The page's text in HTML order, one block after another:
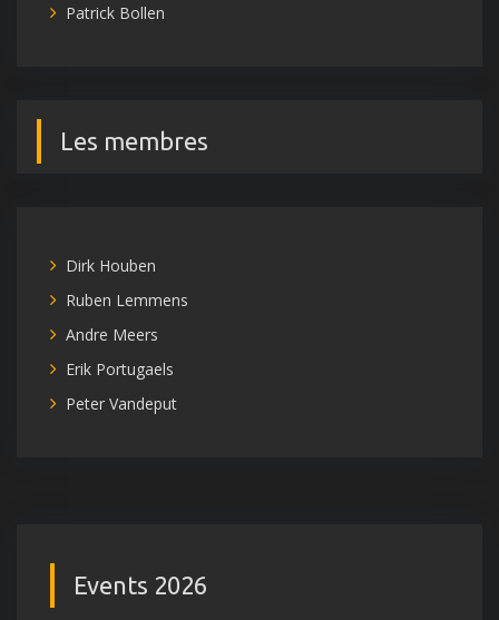
Patrick Bollen
Les membres
Dirk Houben
Ruben Lemmens
Andre Meers
Erik Portugaels
Peter Vandeput
Events 2026